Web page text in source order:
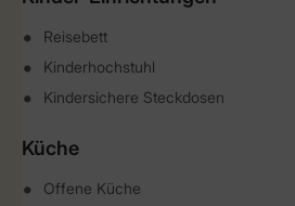
Reisebett
Kinderhochstuhl
Kindersichere Steckdosen
Küche
Offene Küche